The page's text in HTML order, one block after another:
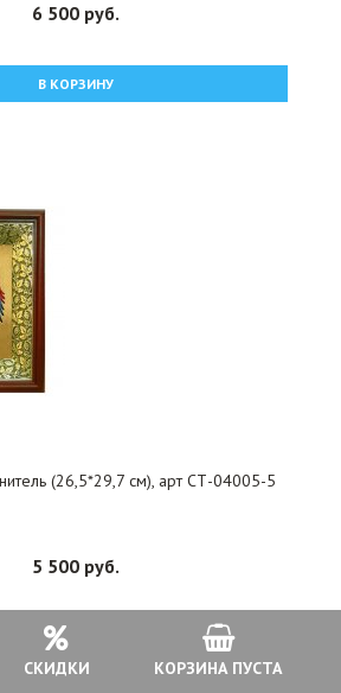
СКИДКИ КОРЗИНА ПУСТА
6 500 руб.
В КОРЗИНУ
(26,5*29,7 см), арт СТ-04005-5
5 500 руб.
В КОРЗИНУ